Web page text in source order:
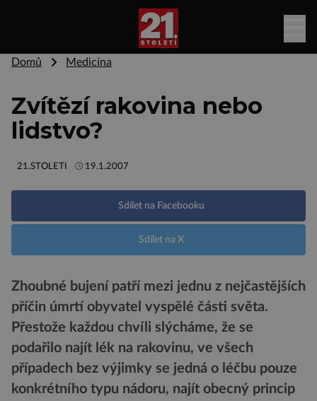
Domů Medicína
Zvítězí rakovina nebo
lidstvo?
21.STOLETI 19.1.2007
Sdílet na Facebooku
Sdílet na X
Zhoubné bujení patří mezi jednu z nejčastějších
příčin úmrtí obyvatel vyspělé části světa.
Přestože každou chvíli slýcháme, že se
podařilo najít lék na rakovinu, ve všech
případech bez výjimky se jedná o léčbu pouze
konkrétního typu nádoru, najít obecný princip